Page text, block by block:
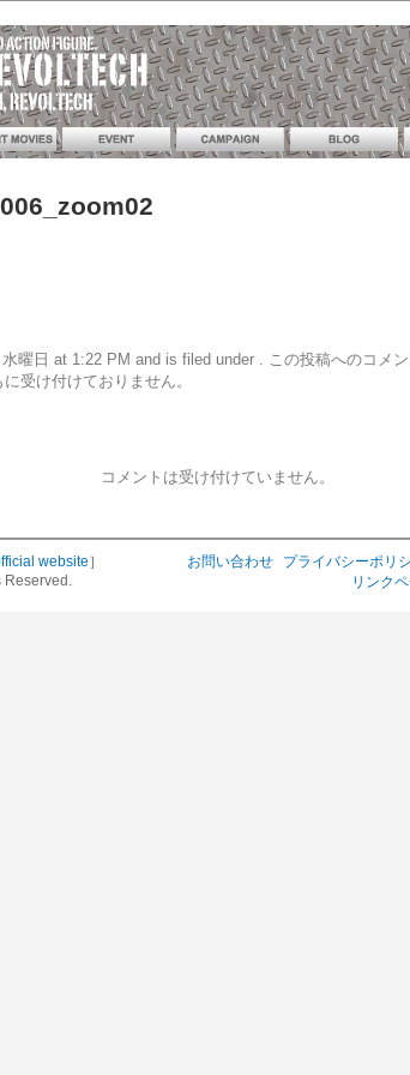
曜日 at 1:22 PM and is filed under . この投稿へのコメ
受け付けておりません。
コメントは受け付けていません。
website ］
Reserved.
お問い合わせ プライバシーポリ
リンク